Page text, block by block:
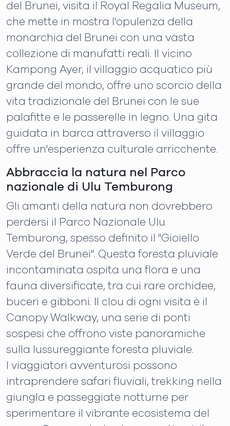
del Brunei, visita il Royal Regalia Museum,
che mette in mostra l'opulenza della
monarchia del Brunei con una vasta
collezione di manufatti reali. Il vicino
Kampong Ayer, il villaggio acquatico più
grande del mondo, offre uno scorcio della
vita tradizionale del Brunei con le sue
palafitte e le passerelle in legno. Una gita
guidata in barca attraverso il villaggio
offre un'esperienza culturale arricchente.
Abbraccia la natura nel Parco
nazionale di Ulu Temburong
Gli amanti della natura non dovrebbero
perdersi il Parco Nazionale Ulu
Temburong, spesso definito il "Gioiello
Verde del Brunei". Questa foresta pluviale
incontaminata ospita una flora e una
fauna diversificate, tra cui rare orchidee,
buceri e gibboni. Il clou di ogni visita è il
Canopy Walkway, una serie di ponti
sospesi che offrono viste panoramiche
sulla lussureggiante foresta pluviale.
I viaggiatori avventurosi possono
intraprendere safari fluviali, trekking nella
giungla e passeggiate notturne per
sperimentare il vibrante ecosistema del